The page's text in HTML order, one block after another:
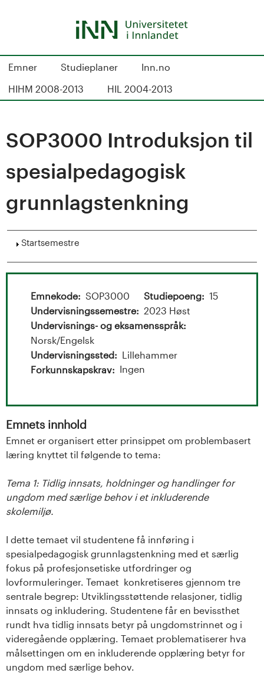
S
d
k
t
n
e
r
s
t
e
t
e
Emner Studieplaner
Inn.no
HIHM 2008-2013
HIL 2004-2013
SOP3000 Introduksjon til
spesialpedagogisk
grunnlagstenkning
Vis
Startsemestre
Emnekode SOP3000 Studiepoeng
15
Undervisningssemestre
2023 Høst
Undervisnings- og eksamensspråk
Norsk/Engelsk
Undervisningssted
Lillehammer
Forkunnskapskrav
Ingen
Emnets innhold
Emnet er organisert etter prinsippet om problembasert
læring knyttet til følgende to tema:
Tema 1: Tidlig innsats, holdninger og handlinger for
ungdom med særlige behov i et inkluderende
skolemiljø.
I dette temaet vil studentene få innføring i
spesialpedagogisk grunnlagstenkning med et særlig
fokus på profesjonsetiske utfordringer og
lovformuleringer. Temaet konkretiseres gjennom tre
sentrale begrep: Utviklingsstøttende relasjoner, tidlig
innsats og inkludering. Studentene får en bevissthet
rundt hva tidlig innsats betyr på ungdomstrinnet og i
videregående opplæring. Temaet problematiserer hva
målsettingen om en inkluderende opplæring betyr for
ungdom med særlige behov.